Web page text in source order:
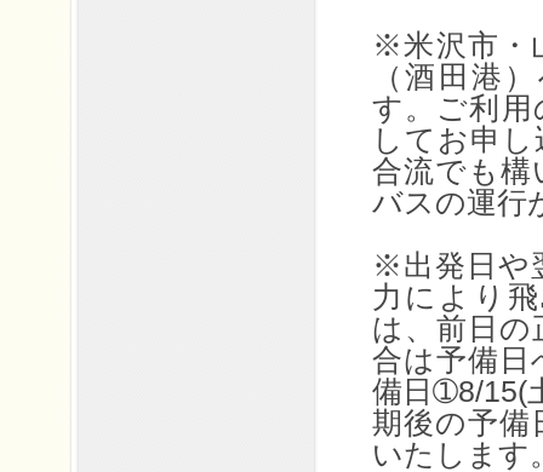
※米沢市・
（酒田港
す。ご利用
してお申
合流でも構
バスの運行
※出発日や
力により
は、前日の
合は予備日
備日➀8/15(
期後の予備
いたします